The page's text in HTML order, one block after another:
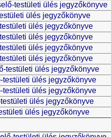
testületi ülés jegyzőkönyve
ülés jegyzőkönyve
ülés jegyzőkönyve
ülés jegyzőkönyve
ülés jegyzőkönyve
ülés jegyzőkönyve
testületi ülés jegyzőkönyve
ülés jegyzőkönyve
ülés jegyzőkönyve
ülés jegyzőkönyve
ülés jegyzőkönyve